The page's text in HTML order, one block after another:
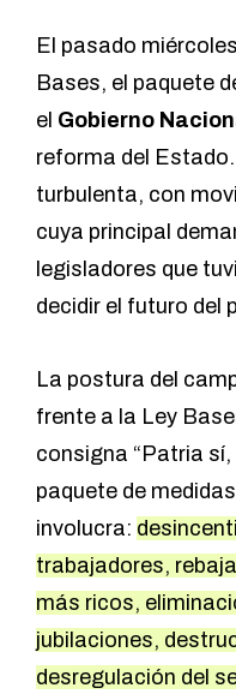
El pasado
Bases, el paquete
el Gobierno
reforma del
turbulenta, con
cuya principal
legisladores que
decidir el futuro del
La postura del
frente a la Ley
consigna “Patria
paquete de
involucra:
trabajadores,
más ricos,
jubilaciones,
desregulación del